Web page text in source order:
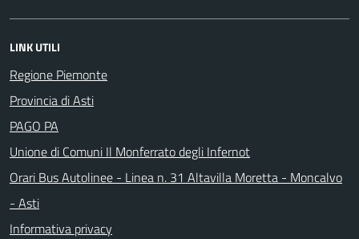
LINK UTILI
Regione Piemonte
Provincia di Asti
PAGO PA
Unione di Comuni Il Monferrato degli Infernot
Orari Bus Autolinee - Linea n. 31 Altavilla Moretta - Moncalvo
- Asti
Informativa privacy